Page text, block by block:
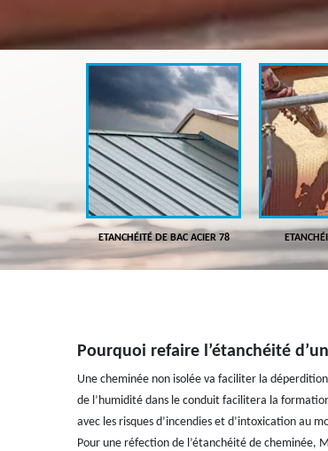
78 ETANCHÉITÉ DE BAC ACIER 78
Pourquoi refaire l’étanchéité
Une cheminée non isolée va faciliter la
de l’humidité dans le conduit facilitera la
avec les risques d’incendies et d’intoxication au
Pour une réfection de l’étanchéité de cheminée,